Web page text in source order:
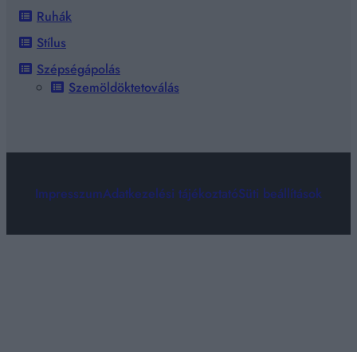
Ruhák
Stílus
Szépségápolás
Szemöldöktetoválás
ImpresszumAdatkezelési tájékoztatóSüti beállítások